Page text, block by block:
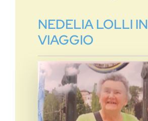
Area didattica
Eventi e notizie
NEDELIA LOLLI IN
VIAGGIO